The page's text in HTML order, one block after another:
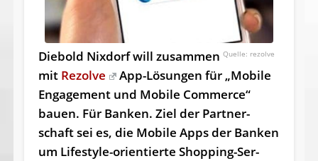
rezolve
Diebold Nixdorf will zusammen
mit Rezolve
App-Lösungen für „Mobile
Engagement und Mobile Commerce“
bauen. Für Banken. Ziel der Part­ner­
schaft sei es, die Mo­bi­le Apps der Ban­ken
um Life­style-ori­en­tier­te Shop­ping-Ser­